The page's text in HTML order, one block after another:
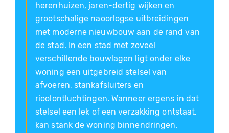
herenhuizen, jaren-dertig wijken en
grootschalige naoorlogse uitbreidingen
met moderne nieuwbouw aan de rand van
de stad. In een stad met zoveel
verschillende bouwlagen ligt onder elke
woning een uitgebreid stelsel van
afvoeren, stankafsluiters en
rioolontluchtingen. Wanneer ergens in dat
stelsel een lek of een verzakking ontstaat,
kan stank de woning binnendringen.